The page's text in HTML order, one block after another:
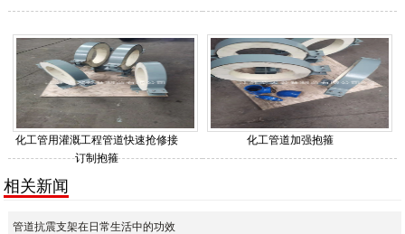
化工管用灌溉工程管道快速抢修接
订制抱箍
化工管道加强抱箍
相关新闻
管道抗震支架在日常生活中的功效